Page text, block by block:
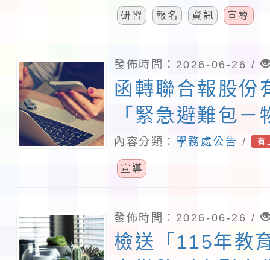
研習 報名 資訊 宣導
發佈時間：2026-06-26 /
函轉聯合報股份
「緊急避難包－
戰」校園防災教
案，請查照。
內容分類： 學務處公告 / 有
宣導
發佈時間：2026-06-26 /
檢送「115年教